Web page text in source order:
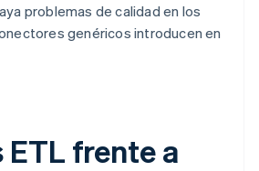
problemas de calidad en los
genéricos introducen en
ETL frente a